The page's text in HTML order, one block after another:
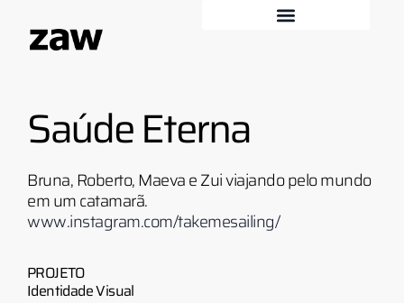
PROJETO
Identidade Visual
Saúde Eterna
Bruna, Roberto, Maeva e Zui viajando pelo mundo
em um catamarã.
www.instagram.com/takemesailing/